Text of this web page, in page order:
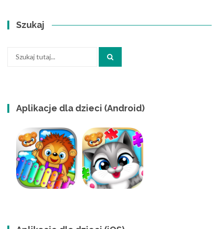
Szukaj
Aplikacje dla dzieci (Android)